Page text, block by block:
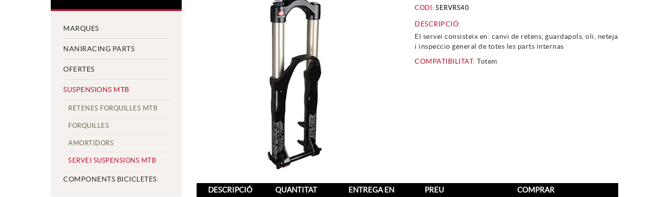
MARQUES
NANIRACING PARTS
OFERTES
SUSPENSIONS MTB
RETENES FORQUILLES MTB
FORQUILLES
AMORTIDORS
SERVEI SUSPENSIONS MTB
COMPONENTS BICICLETES
CODI: SERVRS40
DESCRIPCIÓ:
El servei consisteix en: canvi de retens, guardapols, oli, neteja
i inspeccio general de totes les parts internas
COMPATIBILITAT: Totem
DESCRIPCIÓ QUANTITAT ENTREGA EN PREU COMPRAR